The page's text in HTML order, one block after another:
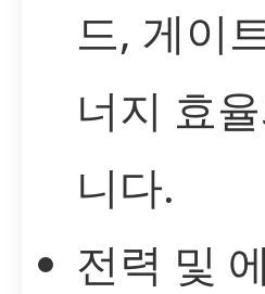
드, 게이
너지 효
니다.
전력 및